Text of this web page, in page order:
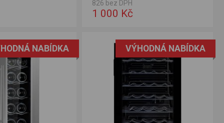
desky...
826 bez DPH
1 000 Kč
NABÍDKA VÝHODNÁ NABÍDKA